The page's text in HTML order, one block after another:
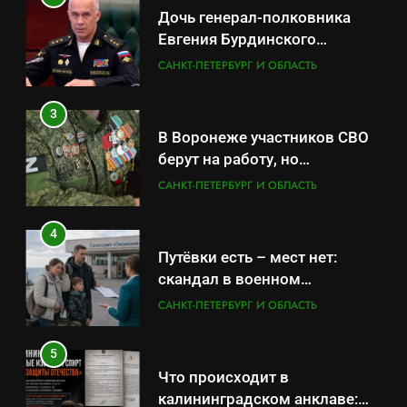
Дочь генерал-полковника
Евгения Бурдинского
оказывает платные услуги по
САНКТ-ПЕТЕРБУРГ И ОБЛАСТЬ
3
В Воронеже участников СВО
берут на работу, но
удержаться удаётся не всем
САНКТ-ПЕТЕРБУРГ И ОБЛАСТЬ
4
Путёвки есть – мест нет:
скандал в военном
санатории Владивостока
САНКТ-ПЕТЕРБУРГ И ОБЛАСТЬ
5
Что происходит в
калининградском анклаве: